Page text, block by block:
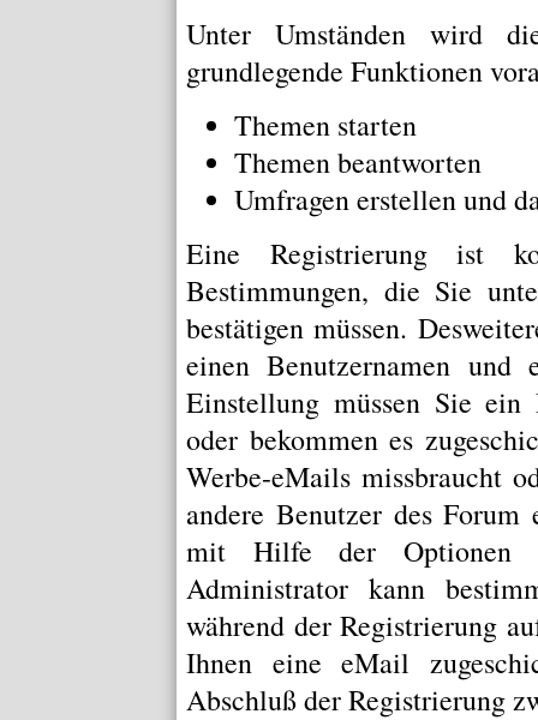
Unter Umständen wird
grundlegende Funktionen
Themen starten
Themen beantworten
Umfragen erstellen und
Eine Registrierung ist
Bestimmungen, die Sie
bestätigen müssen.
einen Benutzernamen
Einstellung müssen Sie
oder bekommen es
Werbe-eMails missbraucht
andere Benutzer des
mit Hilfe der Optionen
Administrator kann
während der Registrierung
Ihnen eine eMail
Abschluß der Registrierung